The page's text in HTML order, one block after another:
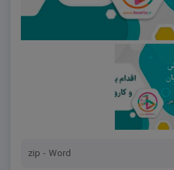
zip - Word